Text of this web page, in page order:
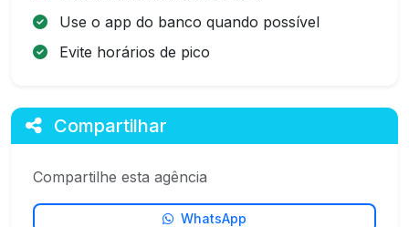
Use o app do banco quando possível
Evite horários de pico
Compartilhar
Compartilhe esta agência
WhatsApp